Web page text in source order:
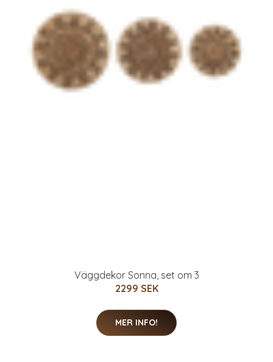
Väggdekor Sonna, set om 3
2299 SEK
MER INFO!